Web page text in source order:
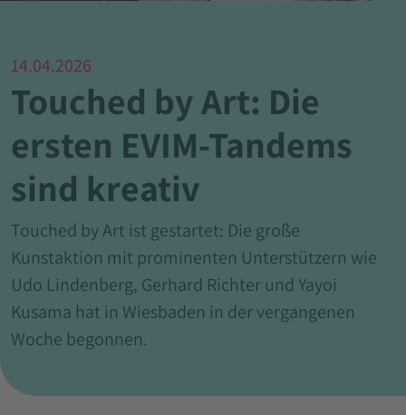
14.04.2026
Touched by Art: Die
ersten EVIM-Tandems
sind kreativ
Touched by Art ist gestartet: Die große
Kunstaktion mit prominenten Unterstützern wie
Udo Lindenberg, Gerhard Richter und Yayoi
Kusama hat in Wiesbaden in der vergangenen
Woche begonnen.